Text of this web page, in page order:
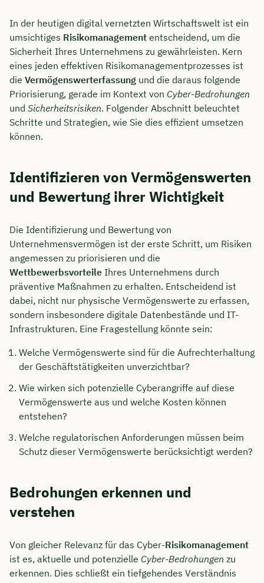
In der heutigen digital vernetzten Wirtschaftswelt ist ein
umsichtiges Risikomanagement entscheidend, um die
Sicherheit Ihres Unternehmens zu gewährleisten. Kern
eines jeden effektiven Risikomanagementprozesses ist
die Vermögenswerterfassung und die daraus folgende
Priorisierung, gerade im Kontext von Cyber-Bedrohungen
und Sicherheitsrisiken. Folgender Abschnitt beleuchtet
Schritte und Strategien, wie Sie dies effizient umsetzen
können.
Identifizieren von Vermögenswerten
und Bewertung ihrer Wichtigkeit
Die Identifizierung und Bewertung von
Unternehmensvermögen ist der erste Schritt, um Risiken
angemessen zu priorisieren und die
Wettbewerbsvorteile Ihres Unternehmens durch
präventive Maßnahmen zu erhalten. Entscheidend ist
dabei, nicht nur physische Vermögenswerte zu erfassen,
sondern insbesondere digitale Datenbestände und IT-
Infrastrukturen. Eine Fragestellung könnte sein:
Welche Vermögenswerte sind für die Aufrechterhaltung
der Geschäftstätigkeiten unverzichtbar?
Wie wirken sich potenzielle Cyberangriffe auf diese
Vermögenswerte aus und welche Kosten können
entstehen?
Welche regulatorischen Anforderungen müssen beim
Schutz dieser Vermögenswerte berücksichtigt werden?
Bedrohungen erkennen und
verstehen
Von gleicher Relevanz für das Cyber-Risikomanagement
ist es, aktuelle und potenzielle Cyber-Bedrohungen zu
erkennen. Dies schließt ein tiefgehendes Verständnis